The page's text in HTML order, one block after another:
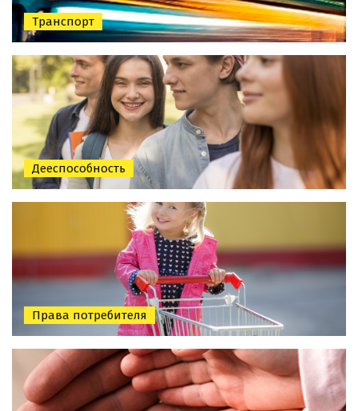
Транспорт
Дееспособность
Права потребителя